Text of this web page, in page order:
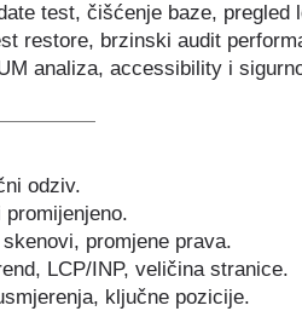
test, čišćenje baze, pregled
restore, brzinski audit
analiza, accessibility i
odziv.
promjene prava.
LCP/INP, veličina stranice.
ključne pozicije.